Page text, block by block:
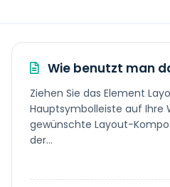
Wie benutzt man
Ziehen Sie das Element
Hauptsymbolleiste auf Ihre
gewünschte Layout-
der...